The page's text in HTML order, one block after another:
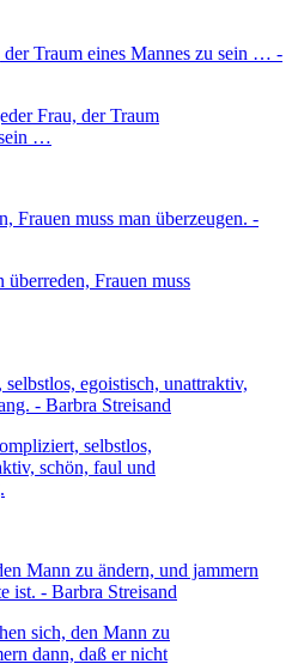
Frau, der Traum
…
überreden, Frauen muss
selbstlos,
schön, faul und
sich, den Mann zu
dann, daß er nicht